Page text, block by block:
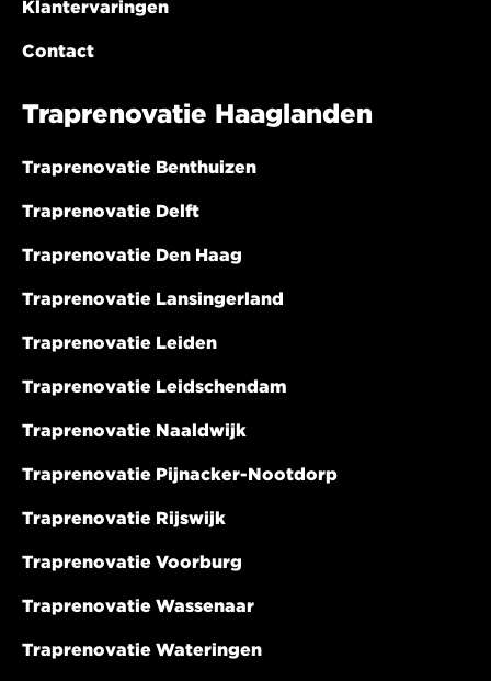
Klantervaringen
Contact
Traprenovatie Haaglanden
Traprenovatie Benthuizen
Traprenovatie Delft
Traprenovatie Den Haag
Traprenovatie Lansingerland
Traprenovatie Leiden
Traprenovatie Leidschendam
Traprenovatie Naaldwijk
Traprenovatie Pijnacker-Nootdorp
Traprenovatie Rijswijk
Traprenovatie Voorburg
Traprenovatie Wassenaar
Traprenovatie Wateringen